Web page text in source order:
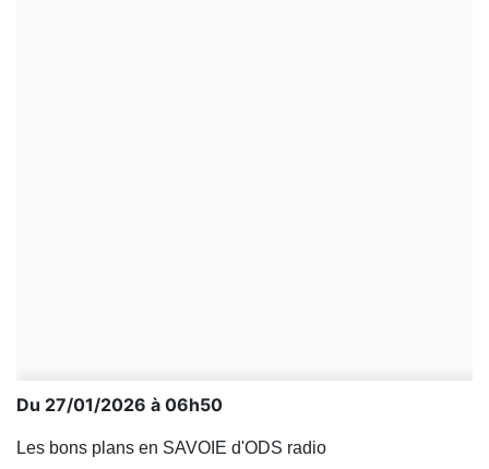
Du 27/01/2026 à 06h50
Les bons plans en SAVOIE d'ODS radio